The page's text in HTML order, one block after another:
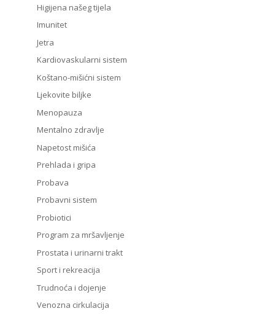
Higijena našeg tijela
Imunitet
Jetra
Kardiovaskularni sistem
Koštano-mišićni sistem
Ljekovite biljke
Menopauza
Mentalno zdravlje
Napetost mišića
Prehlada i gripa
Probava
Probavni sistem
Probiotici
Program za mršavljenje
Prostata i urinarni trakt
Sport i rekreacija
Trudnoća i dojenje
Venozna cirkulacija